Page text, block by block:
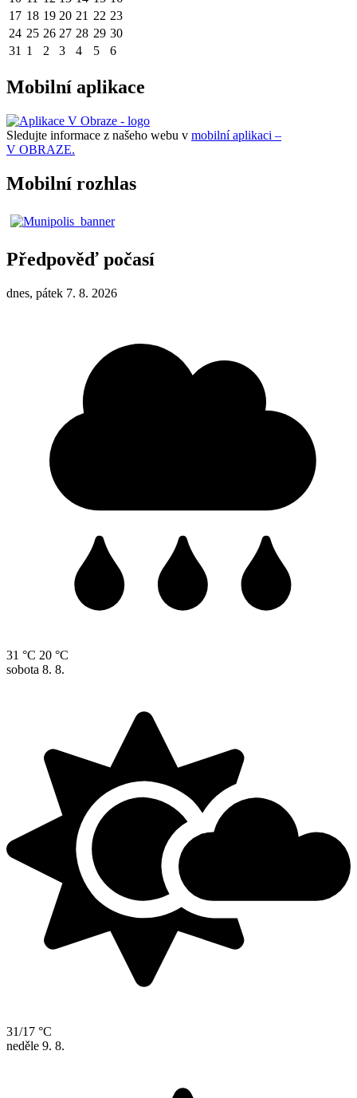
17 18 19 20 21 22 23
24 25 26 27 28 29 30
31 1 2 3 4 5 6
Mobilní aplikace
Sledujte informace z našeho webu v mobilní aplikaci –
V OBRAZE.
Mobilní rozhlas
Předpověď počasí
dnes, pátek 7. 8. 2026
31 °C 20 °C
sobota 8. 8.
31/17 °C
neděle 9. 8.